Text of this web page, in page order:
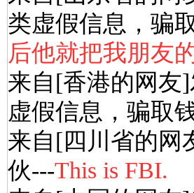
类虚假信息，骗
后他就把我朋友
来自[香港的网友
虚假信息，骗取
来自[四川省的网
伙---This is FBI.